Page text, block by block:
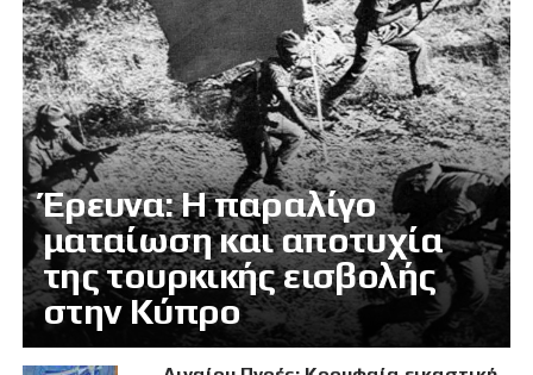
Έρευνα: Η παραλίγο
ματαίωση και αποτυχία
της τουρκικής εισβολής
στην Κύπρο